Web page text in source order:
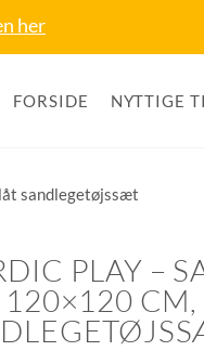
her
FORSIDE NYTTIGE
sandlegetøjssæt
PLAY –
120×120 CM,